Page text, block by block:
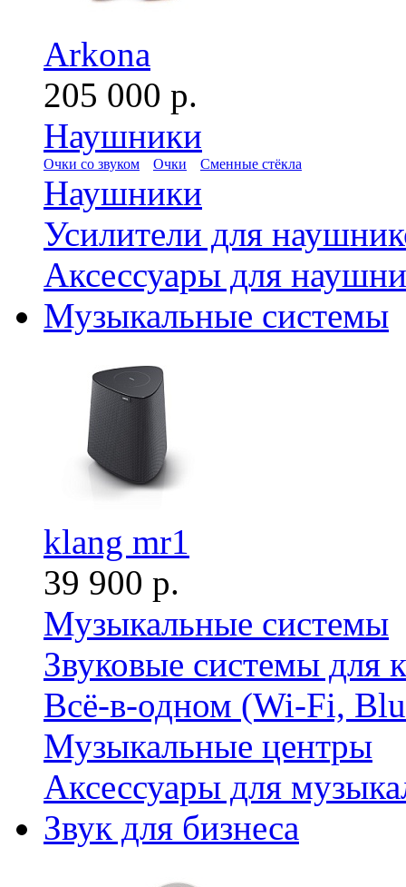
Arkona
205 000 р.
Наушники
Очки со звуком Очки Сменные стёкла
Наушники
Усилители для
Аксессуары для
Музыкальные системы
klang mr1
39 900 р.
Музыкальные системы
Звуковые системы для
Всё-в-одном (Wi-Fi,
Музыкальные центры
Аксессуары для
Звук для бизнеса